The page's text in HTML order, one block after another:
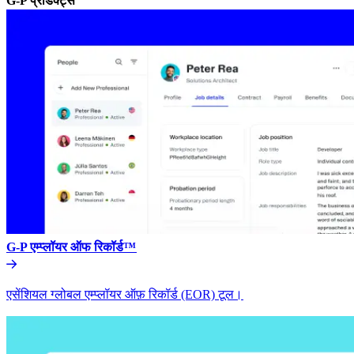
G-P एम्प्लॉयर ऑफ रिकॉर्ड™​​
एसेंशियल ग्लोबल एम्प्लॉयर ऑफ़ रिकॉर्ड (EOR) टूल।​​